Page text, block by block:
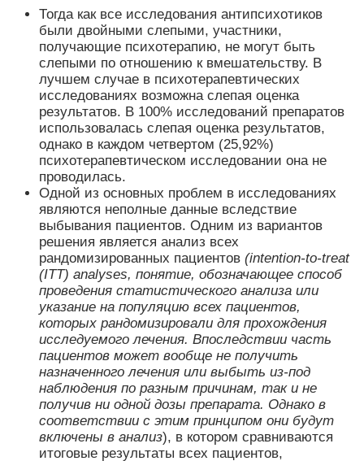
Тогда как все исследования антипсихотиков
были двойными слепыми, участники,
получающие психотерапию, не могут быть
слепыми по отношению к вмешательству. В
лучшем случае в психотерапевтических
исследованиях возможна слепая оценка
результатов. В 100% исследований препаратов
использовалась слепая оценка результатов,
однако в каждом четвертом (25,92%)
психотерапевтическом исследовании она не
проводилась.
Одной из основных проблем в исследованиях
являются неполные данные вследствие
выбывания пациентов. Одним из вариантов
решения является анализ всех
рандомизированных пациентов (intention-to-treat
(ITT) analyses, понятие, обозначающее способ
проведения статистического анализа или
указание на популяцию всех пациентов,
которых рандомизировали для прохождения
исследуемого лечения. Впоследствии часть
пациентов может вообще не получить
назначенного лечения или выбыть из-под
наблюдения по разным причинам, так и не
получив ни одной дозы препарата. Однако в
соответствии с этим принципом они будут
включены в анализ), в котором сравниваются
итоговые результаты всех пациентов,